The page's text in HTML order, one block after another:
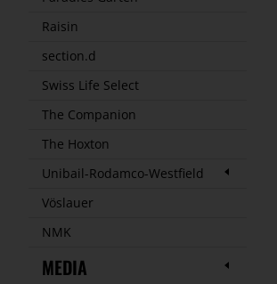
Raisin
section.d
Swiss Life Select
The Companion
The Hoxton
Unibail-Rodamco-Westfield
Vöslauer
NMK
MEDIA